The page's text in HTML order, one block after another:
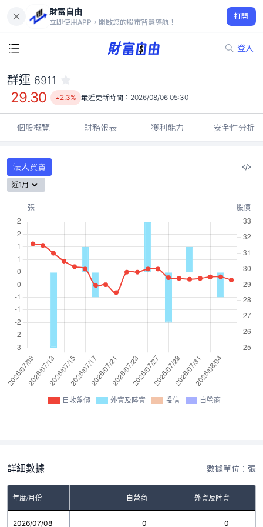
財富自由
立即使用APP，開啟您的股市智慧導航！
打開
登入
29.30
2.3%
群運 6911
29.30 2.3% 最近更新時間： 2026/08/06 05:30
個股概覽 財務報表 獲利能力 安全性分析
法人買賣
近1月
日收盤價 外資及陸資 投信 自營商
詳細數據 數據單位：張
年度/月份 自營商 外資及陸資
2026/07/08 0 0